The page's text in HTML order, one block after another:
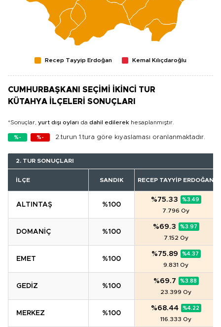
Recep Tayyip Erdoğan Kemal Kılıçdaroğlu
CUMHURBAŞKANI SEÇİMİ İKİNCİ TUR
KÜTAHYA İLÇELERİ SONUÇLARI
*Sonuçlar, yurt dışı oyları da dahil edilerek hesaplanmıştır.
%- %- 2.turun 1.tura göre kıyaslaması oranlanmaktadır.
2. TUR SONUÇLARI
İLÇE SANDIK RECEP TAYYIP ERDOĞAN
ALTINTAŞ %100
%75.33 %3.49
7.796 Oy
DOMANİÇ %100
%69.3 %3.97
7.152 Oy
EMET %100
%75.89 %4.37
9.831 Oy
GEDİZ %100
%69.7 %3.88
23.399 Oy
MERKEZ %100
%68.44 %4.22
116.333 Oy